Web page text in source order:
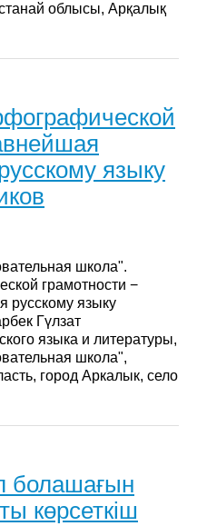
облысы, Арқалық
языку
школа".
грамотности −
русскому языку
Гүлзат
языка и литературы,
школа",
город Аркалык, село
болашағын
көрсеткіш